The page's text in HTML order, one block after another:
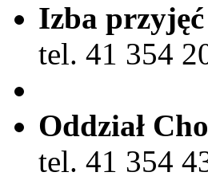
Izba przyjęć
tel. 41 354
Oddział
tel. 41 354